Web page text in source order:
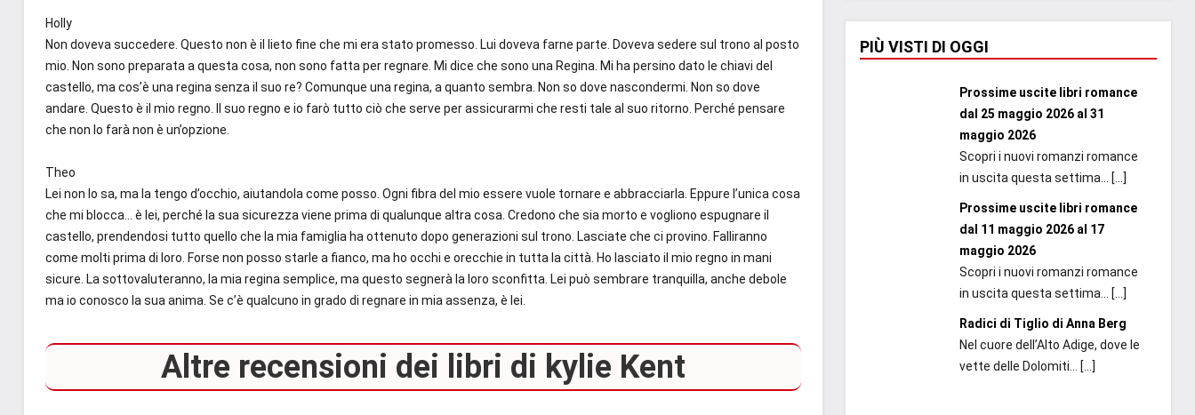
Holly
Non doveva succedere. Questo non è il lieto fine che mi era stato promesso. Lui doveva farne parte. Doveva sedere sul trono al posto
mio. Non sono preparata a questa cosa, non sono fatta per regnare. Mi dice che sono una Regina. Mi ha persino dato le chiavi del
castello, ma cos’è una regina senza il suo re? Comunque una regina, a quanto sembra. Non so dove nascondermi. Non so dove
andare. Questo è il mio regno. Il suo regno e io farò tutto ciò che serve per assicurarmi che resti tale al suo ritorno. Perché pensare
che non lo farà non è un’opzione.
Theo
Lei non lo sa, ma la tengo d’occhio, aiutandola come posso. Ogni fibra del mio essere vuole tornare e abbracciarla. Eppure l’unica cosa
che mi blocca… è lei, perché la sua sicurezza viene prima di qualunque altra cosa. Credono che sia morto e vogliono espugnare il
castello, prendendosi tutto quello che la mia famiglia ha ottenuto dopo generazioni sul trono. Lasciate che ci provino. Falliranno
come molti prima di loro. Forse non posso starle a fianco, ma ho occhi e orecchie in tutta la città. Ho lasciato il mio regno in mani
sicure. La sottovaluteranno, la mia regina semplice, ma questo segnerà la loro sconfitta. Lei può sembrare tranquilla, anche debole
ma io conosco la sua anima. Se c’è qualcuno in grado di regnare in mia assenza, è lei.
Altre recensioni dei libri di kylie Kent
PIÙ VISTI DI OGGI
Prossime uscite libri romance
dal 25 maggio 2026 al 31
maggio 2026
Scopri i nuovi romanzi romance
in uscita questa settima...
[…]
Prossime uscite libri romance
dal 11 maggio 2026 al 17
maggio 2026
Scopri i nuovi romanzi romance
in uscita questa settima...
[…]
Radici di Tiglio di Anna Berg
Nel cuore dell’Alto Adige, dove le
vette delle Dolomiti...
[…]